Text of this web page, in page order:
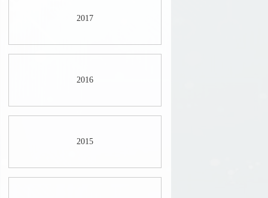
2017
2016
2015